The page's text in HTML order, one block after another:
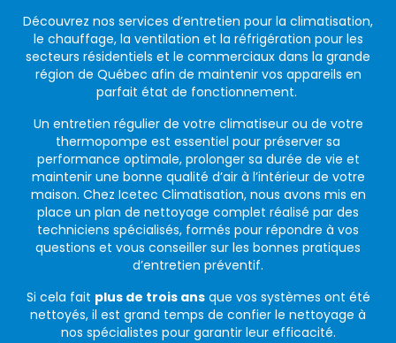
Découvrez nos services d’entretien pour la climatisation,
le chauffage, la ventilation et la réfrigération pour les
secteurs résidentiels et le commerciaux dans la grande
région de Québec afin de maintenir vos appareils en
parfait état de fonctionnement.
Un entretien régulier de votre climatiseur ou de votre
thermopompe est essentiel pour préserver sa
performance optimale, prolonger sa durée de vie et
maintenir une bonne qualité d’air à l’intérieur de votre
maison. Chez Icetec Climatisation, nous avons mis en
place un plan de nettoyage complet réalisé par des
techniciens spécialisés, formés pour répondre à vos
questions et vous conseiller sur les bonnes pratiques
d’entretien préventif.
Si cela fait plus de trois ansque vos systèmes ont été
nettoyés, il est grand temps de confier le nettoyage à
nos spécialistes pour garantir leur efficacité.